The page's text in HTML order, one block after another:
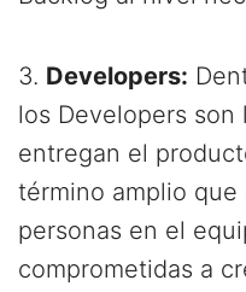
3. Developers:
los Developers
entregan el
término amplio que
personas en el
comprometidas a